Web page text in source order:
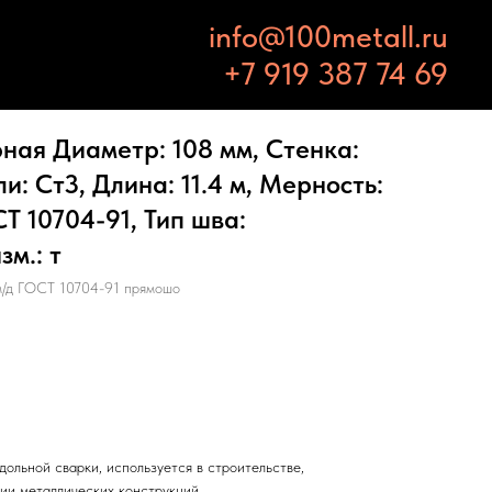
info@100metall.ru
+7 919 387 74 69
Диаметр: 108 мм, Стенка:
Ст3, Длина: 11.4 м, Мерность:
10704-91, Тип шва:
т
ГОСТ 10704-91 прямошо
сварки, используется в строительстве,